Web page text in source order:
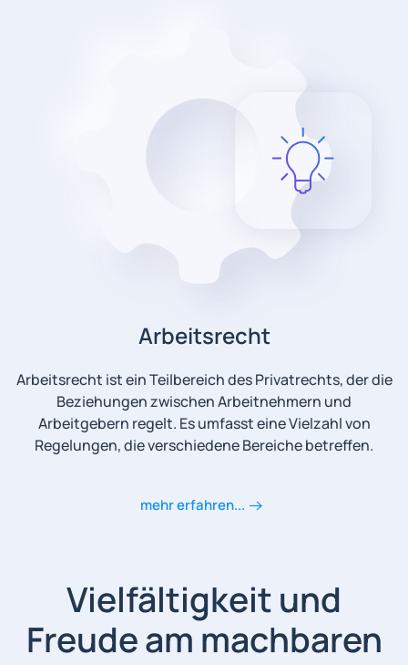
Arbeitsrecht
Arbeitsrecht ist ein Teilbereich des Privatrechts, der die
Beziehungen zwischen Arbeitnehmern und
Arbeitgebern regelt. Es umfasst eine Vielzahl von
Regelungen, die verschiedene Bereiche betreffen.
mehr erfahren...
Vielfältigkeit und
Freude am machbaren